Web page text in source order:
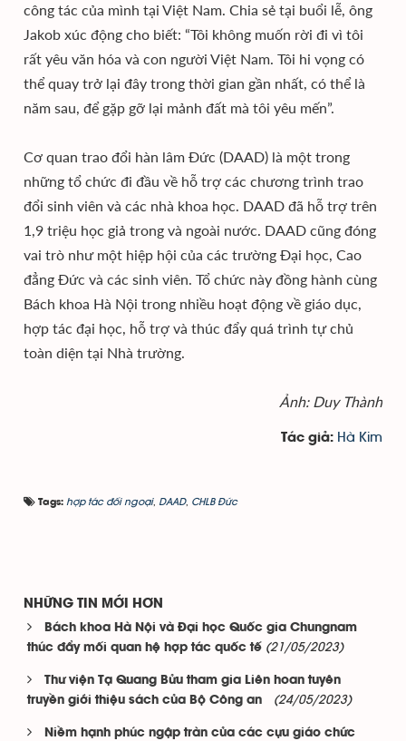
công tác của mình tại Việt Nam. Chia sẻ tại buổi lễ, ông
Jakob xúc động cho biết: “Tôi không muốn rời đi vì tôi
rất yêu văn hóa và con người Việt Nam. Tôi hi vọng có
thể quay trở lại đây trong thời gian gần nhất, có thể là
năm sau, để gặp gỡ lại mảnh đất mà tôi yêu mến”.
Cơ quan trao đổi hàn lâm Đức (DAAD) là một trong
những tổ chức đi đầu về hỗ trợ các chương trình trao
đổi sinh viên và các nhà khoa học. DAAD đã hỗ trợ trên
1,9 triệu học giả trong và ngoài nước. DAAD cũng đóng
vai trò như một hiệp hội của các trường Đại học, Cao
đẳng Đức và các sinh viên. Tổ chức này đồng hành cùng
Bách khoa Hà Nội trong nhiều hoạt động về giáo dục,
hợp tác đại học, hỗ trợ và thúc đẩy quá trình tự chủ
toàn diện tại Nhà trường.
Ảnh: Duy Thành
Tác giả: Hà Kim
Tags: hợp tác đối ngoại, DAAD, CHLB Đức
NHỮNG TIN MỚI HƠN
Bách khoa Hà Nội và Đại học Quốc gia Chungnam
thúc đẩy mối quan hệ hợp tác quốc tế (21/05/2023)
Thư viện Tạ Quang Bửu tham gia Liên hoan tuyên
truyền giới thiệu sách của Bộ Công an
(24/05/2023)
Niềm hạnh phúc ngập tràn của các cựu giáo chức